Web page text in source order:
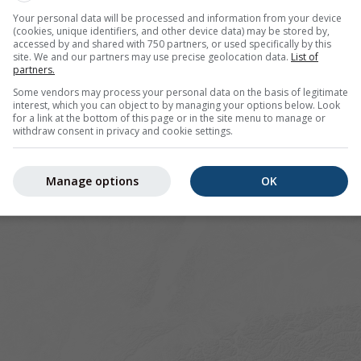
pour 46.16°N 6.57°E offre toutes les informations
Your personal data will be processed and information from your device
(cookies, unique identifiers, and other device data) may be stored by,
accessed by and shared with 750 partners, or used specifically by this
site. We and our partners may use precise geolocation data. List of
partners.
Some vendors may process your personal data on the basis of legitimate
interest, which you can object to by managing your options below. Look
for a link at the bottom of this page or in the site menu to manage or
withdraw consent in privacy and cookie settings.
OK
Manage options